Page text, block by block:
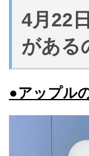
4月22
がある
●アップル